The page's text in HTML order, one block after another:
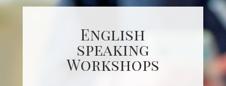
English
speaking
Workshops